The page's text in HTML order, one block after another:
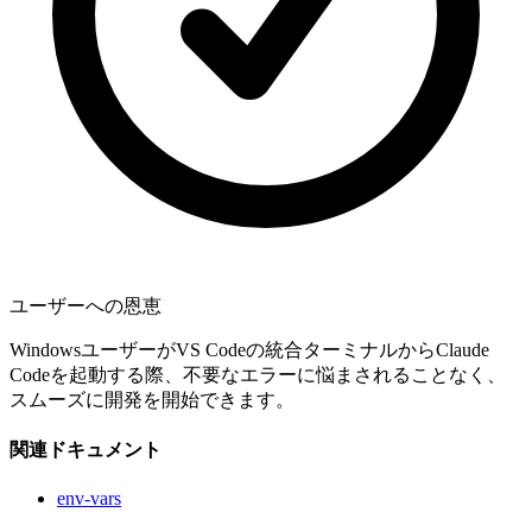
ユーザーへの恩恵
WindowsユーザーがVS Codeの統合ターミナルからClaude
Codeを起動する際、不要なエラーに悩まされることなく、
スムーズに開発を開始できます。
関連ドキュメント
env-vars